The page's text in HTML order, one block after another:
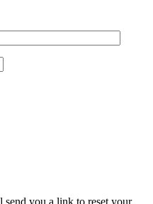
you a link to reset your